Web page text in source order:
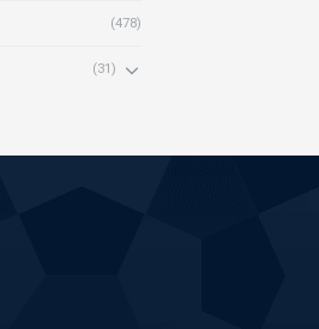
(478)
(31)